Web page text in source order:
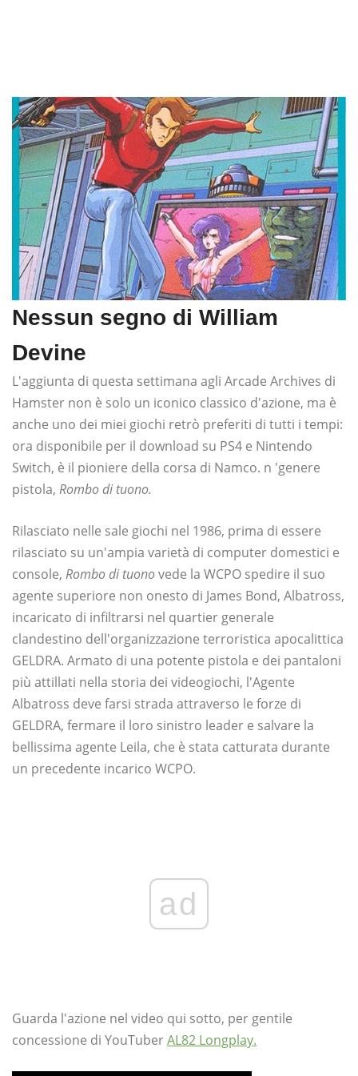
Nessun segno di William
Devine
L'aggiunta di questa settimana agli Arcade Archives di
Hamster non è solo un iconico classico d'azione, ma è
anche uno dei miei giochi retrò preferiti di tutti i tempi:
ora disponibile per il download su PS4 e Nintendo
Switch, è il pioniere della corsa di Namco. n 'genere
pistola, Rombo di tuono.
Rilasciato nelle sale giochi nel 1986, prima di essere
rilasciato su un'ampia varietà di computer domestici e
console, Rombo di tuonovede la WCPO spedire il suo
agente superiore non onesto di James Bond, Albatross,
incaricato di infiltrarsi nel quartier generale
clandestino dell'organizzazione terroristica apocalittica
GELDRA. Armato di una potente pistola e dei pantaloni
più attillati nella storia dei videogiochi, l'Agente
Albatross deve farsi strada attraverso le forze di
GELDRA, fermare il loro sinistro leader e salvare la
bellissima agente Leila, che è stata catturata durante
un precedente incarico WCPO.
ad
Guarda l'azione nel video qui sotto, per gentile
concessione di YouTuberAL82 Longplay.